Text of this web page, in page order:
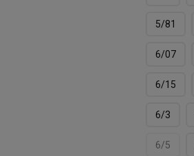
5/81
6/07
6/15
6/3
6/5